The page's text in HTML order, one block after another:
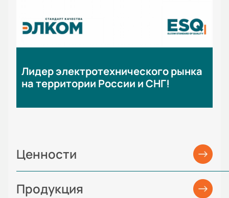
Лидер электротехнического рынка
на территории России и СНГ!
Ценности
Продукция